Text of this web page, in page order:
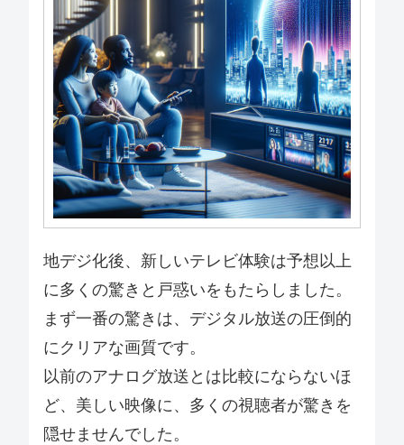
地デジ化後、新しいテレビ体験は予想以上
に多くの驚きと戸惑いをもたらしました。
まず一番の驚きは、デジタル放送の圧倒的
にクリアな画質です。
以前のアナログ放送とは比較にならないほ
ど、美しい映像に、多くの視聴者が驚きを
隠せませんでした。